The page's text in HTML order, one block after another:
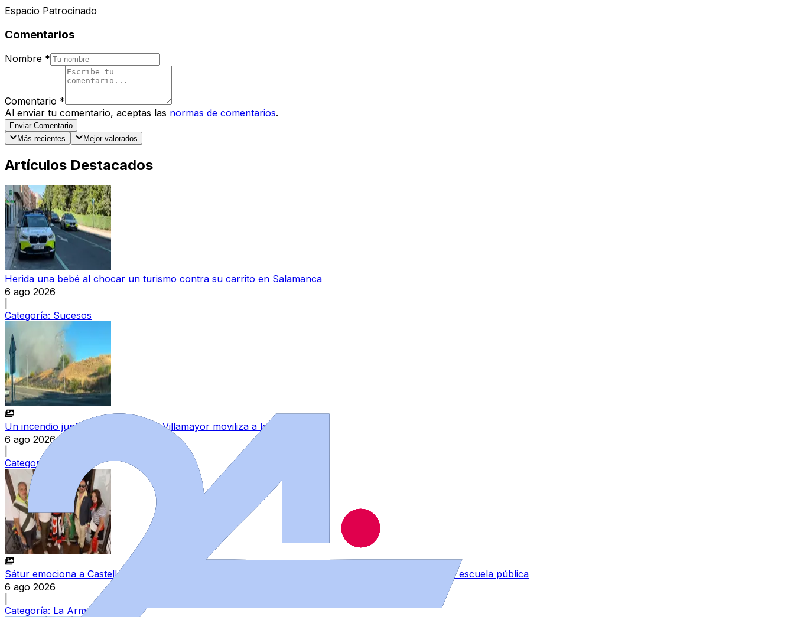
Espacio Patrocinado
Comentarios
Nombre *
Comentario *
Al enviar tu comentario, aceptas las normas de comentarios.
Enviar Comentario
Más recientes
Mejor valorados
Artículos Destacados
Herida una bebé al chocar un turismo contra su carrito en Salamanca
6 ago 2026
Categoría: Sucesos
Un incendio junto a las piscinas de Villamayor moviliza a los bomberos
6 ago 2026
Categoría:
Sátur emociona a Castellanos de Moriscos en el año de su despedida reivindicando el sentimiento de escuela pública
6 ago 2026
Categoría: La Armuña